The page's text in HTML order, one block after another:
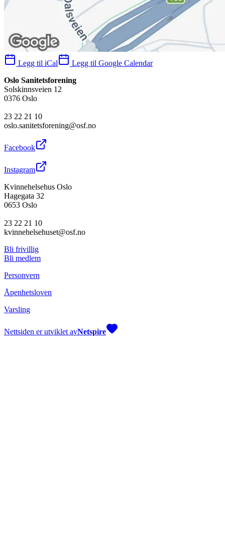
Legg til iCal
Legg til Google Calendar
Oslo Sanitetsforening
Solskinnsveien 12
0376 Oslo
23 22 21 10
oslo.sanitetsforening@osf.no
Facebook
Instagram
Kvinnehelsehus Oslo
Hagegata 32
0653 Oslo
23 22 21 10
kvinnehelsehuset@osf.no
Bli frivillig
Bli medlem
Personvern
Åpenhetsloven
Varsling
Nettsiden er utviklet avNetspire